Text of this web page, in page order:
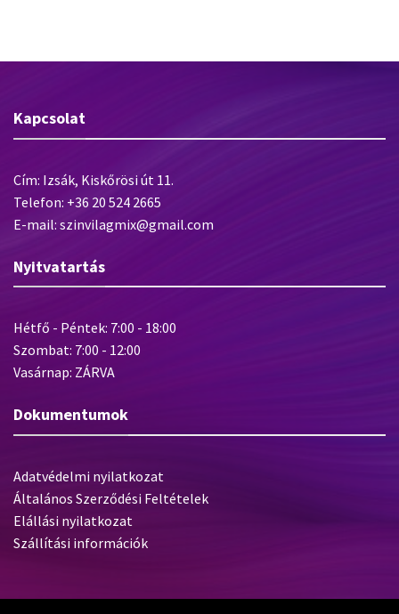
Kapcsolat
Cím: Izsák, Kiskőrösi út 11.
Telefon: +36 20 524 2665
E-mail: szinvilagmix@gmail.com
Nyitvatartás
Hétfő - Péntek: 7:00 - 18:00
Szombat: 7:00 - 12:00
Vasárnap: ZÁRVA
Dokumentumok
Adatvédelmi nyilatkozat
Általános Szerződési Feltételek
Elállási nyilatkozat
Szállítási információk